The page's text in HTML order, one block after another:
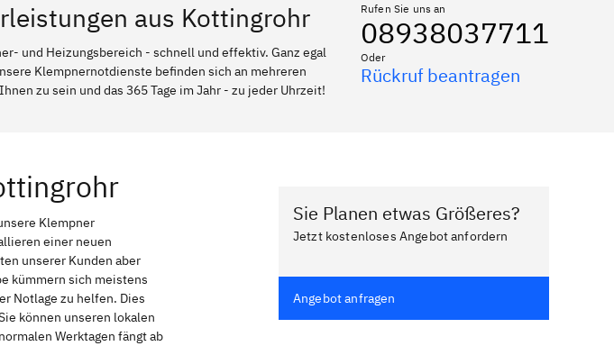
aus Kottingrohr
und Heizungsbereich - schnell und effektiv. Ganz egal
Klempnernotdienste befinden sich an mehreren
zu sein und das 365 Tage im Jahr - zu jeder Uhrzeit!
Rufen Sie uns an
08938037711
Oder
Rückruf beantragen
Klempner
einer neuen
unserer Kunden aber
kümmern sich meistens
Notlage zu helfen. Dies
können unseren lokalen
Werktagen fängt ab
Sie Planen etwas Größeres?
Jetzt kostenloses Angebot anfordern
Angebot anfragen